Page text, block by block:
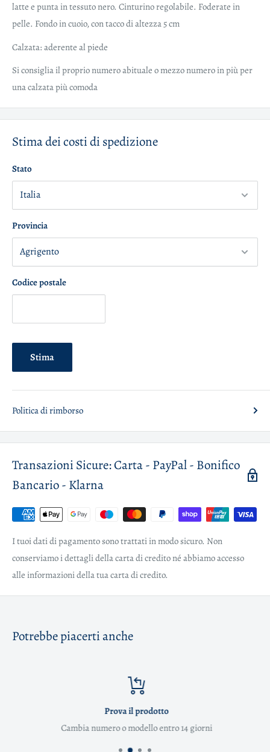
latte e punta in tessuto nero. Cinturino regolabile. Foderate in
pelle. Fondo in cuoio, con tacco di altezza 5 cm
Calzata: aderente al piede
Si consiglia il proprio numero abituale o mezzo numero in più per
una calzata più comoda
Stima dei costi di spedizione
Stato
Provincia
Codice postale
Stima
Politica di rimborso
Transazioni Sicure: Carta - PayPal - Bonifico
Bancario - Klarna
I tuoi dati di pagamento sono trattati in modo sicuro. Non
conserviamo i dettagli della carta di credito né abbiamo accesso
alle informazioni della tua carta di credito.
Potrebbe piacerti anche
Prova il prodotto
Cambia numero o modello entro 14 giorni